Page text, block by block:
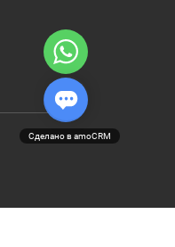
Сделано в amoCRM